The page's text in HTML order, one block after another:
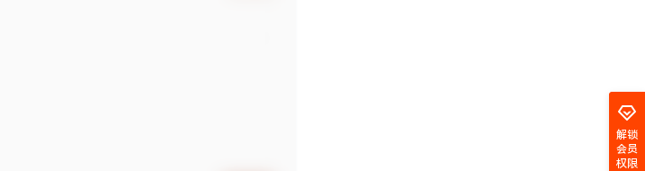
解锁
会员
权限